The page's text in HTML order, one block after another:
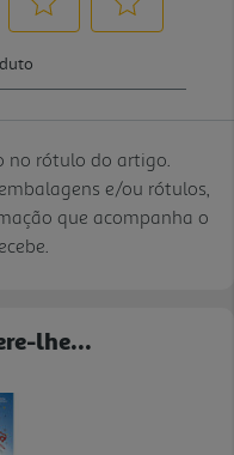
no rótulo do artigo.
e/ou rótulos,
que acompanha o
lhe...